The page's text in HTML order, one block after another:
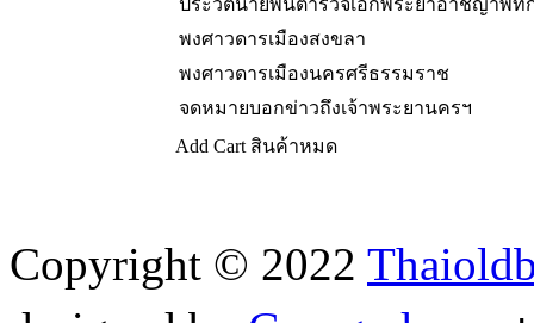
ประวัตินายพันตำรวจเอกพระยาอาชญาพิทั
พงศาวดารเมืองสงขลา
พงศาวดารเมืองนครศรีธรรมราช
จดหมายบอกข่าวถึงเจ้าพระยานครฯ
Add Cart สินค้าหมด
Copyright © 2022